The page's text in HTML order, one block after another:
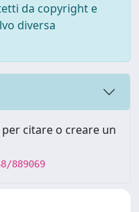
da copyright e
diversa
citare o creare un
889069